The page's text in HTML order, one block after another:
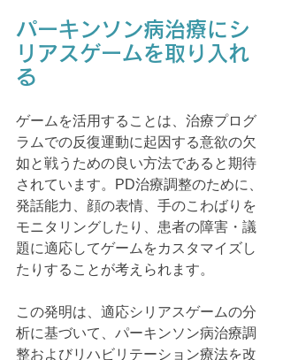
パーキンソン病治療にシ
リアスゲームを取り入れ
る
ゲームを活用することは、治療プログ
ラムでの反復運動に起因する意欲の欠
如と戦うための良い方法であると期待
されています。PD治療調整のために、
発話能力、顔の表情、手のこわばりを
モニタリングしたり、患者の障害・議
題に適応してゲームをカスタマイズし
たりすることが考えられます。
この発明は、適応シリアスゲームの分
析に基づいて、パーキンソン病治療調
整およびリハビリテーション療法を改